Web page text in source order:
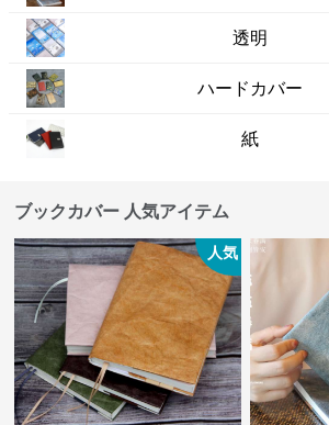
透明
ハードカバー
紙
ブックカバー 人気アイテム
人気